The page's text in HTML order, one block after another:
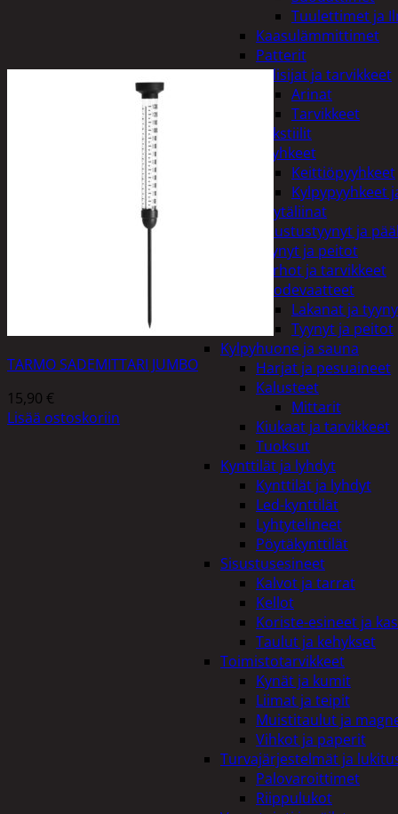
Tuulettimet ja
Kaasulämmittimet
Patterit
Tulisijat ja tarvikkeet
Arinat
Tarvikkeet
Kodintekstiilit
Pyyhkeet
Keittiöpyyhkeet
Kylpypyyhkeet
Pöytäliinat
Sisustustyynyt ja
Tyynyt ja peitot
Verhot ja tarvikkeet
Vuodevaatteet
Lakanat ja
Tyynyt ja peitot
Kylpyhuone ja sauna
Harjat ja pesuaineet
Kalusteet
Mittarit
Kiukaat ja tarvikkeet
Tuoksut
Kynttilät ja lyhdyt
Kynttilät ja lyhdyt
Led-kynttilät
Lyhtytelineet
Pöytäkynttilät
Sisustusesineet
Kalvot ja tarrat
Kellot
Koriste-esineet ja
Taulut ja kehykset
Toimistotarvikkeet
Kynät ja kumit
Liimat ja teipit
Muistitaulut ja
Vihkot ja paperit
Turvajärjestelmät ja
Palovaroittimet
Riippulukot
TARMO SADEMITTARI JUMBO
15,90 €
Lisää ostoskoriin